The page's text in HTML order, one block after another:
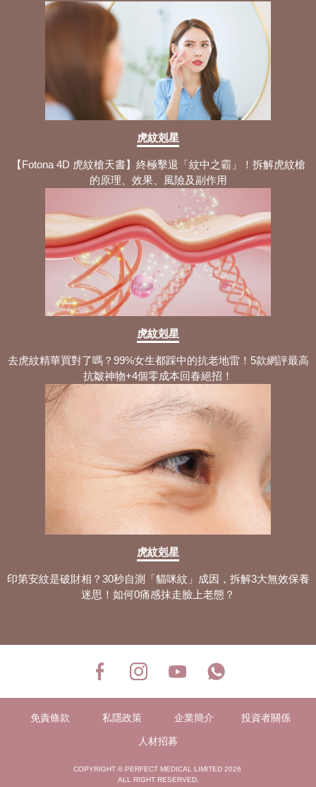
虎紋剋星
【Fotona 4D 虎紋槍天書】終極擊退「紋中之霸」！拆解虎紋槍
的原理、效果、風險及副作用
虎紋剋星
去虎紋精華買對了嗎？99%女生都踩中的抗老地雷！5款網評最高
抗皺神物+4個零成本回春絕招！
虎紋剋星
印第安紋是破財相？30秒自測「貓咪紋」成因，拆解3大無效保養
迷思！如何0痛感抹走臉上老態？
免責條款 私隱政策 企業簡介 投資者關係
人材招募
COPYRIGHT © PERFECT MEDICAL LIMITED 2026
ALL RIGHT RESERVED.